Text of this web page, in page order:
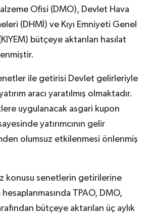
Ofisi (DMO), Devlet Hava
(DHMİ) ve Kıyı Emniyeti Genel
bütçeye aktarılan hasılat
ile getirisi Devlet gelirleriyle
aracı yaratılmış olmaktadır.
uygulanacak asgari kupon
yatırımcının gelir
olumsuz etkilenmesi önlenmiş
konusu senetlerin getirilerine
TPAO, DMO,
bütçeye aktarılan üç aylık